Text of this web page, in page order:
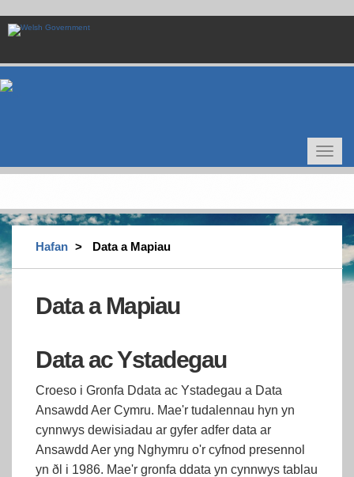
main
Toggle
Hafan Data a Mapiau
Data a Mapiau
Data ac Ystadegau
Croeso i Gronfa Ddata ac Ystadegau a Data
Ansawdd Aer Cymru. Mae'r tudalennau hyn yn
cynnwys dewisiadau ar gyfer adfer data ar
Ansawdd Aer yng Nghymru o'r cyfnod presennol
yn ðl i 1986. Mae'r gronfa ddata yn cynnwys tablau